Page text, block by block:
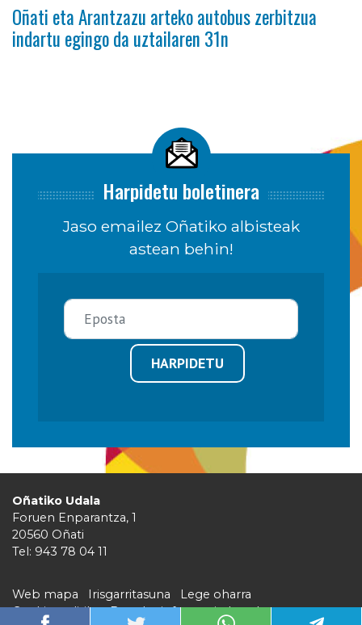
Oñati eta Arantzazu arteko autobus zerbitzua
indartu egingo da uztailaren 31n
Harpidetu boletinera
Jaso emailez Oñatiko albisteak
astean behin!
HARPIDETU
Oñatiko Udala
Foruen Enparantza, 1
20560 Oñati
Tel: 943 78 04 11
Web mapa Irisgarritasuna
Lege oharra
Cookie politika
Barruko informazio kanala